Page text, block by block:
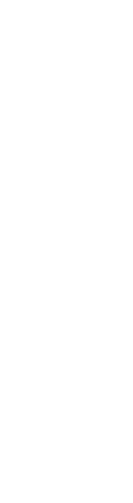
Casi 200
de la
promueve la
Esta acción
procedentes
sucederán
Cádiz, ha